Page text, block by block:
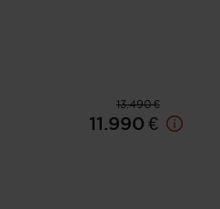
13.490 €
11.990 €